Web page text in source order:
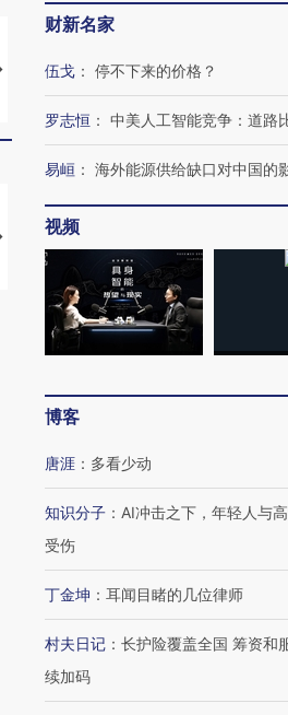
马航飞行员跨国走私7万
视线｜被称为“蟑螂”
育部长拱下台
【推广】走进第四届链博
会，让数智科技“链”接产
【特别呈现】寻找
财新名家
伍戈 ： 停不下来的价格？
罗志恒 ： 中美人工智能竞争：道路
易峘 ： 海外能源供给缺口对中国的
视频
博客
唐涯 ： 多看少动
知识分子 ： AI冲击之下，年轻人与
受伤
丁金坤 ： 耳闻目睹的几位律师
村夫日记 ： 长护险覆盖全国 筹资和
续加码